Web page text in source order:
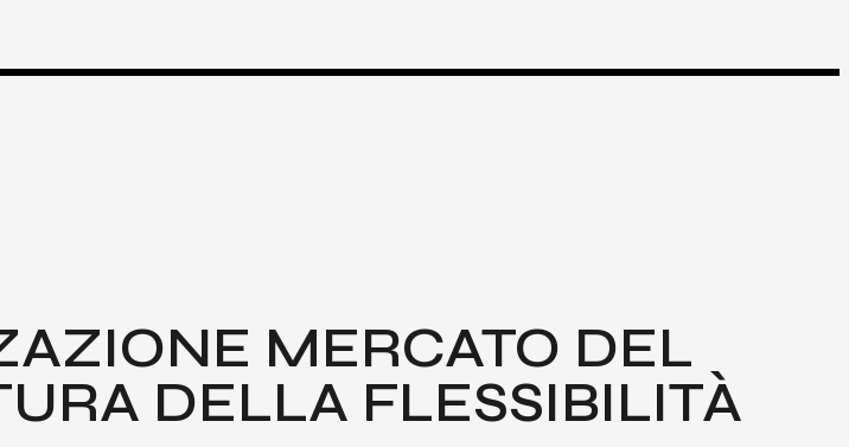
MER­CA­TO DEL
DEL­LA FLES­SI­BI­LI­TÀ